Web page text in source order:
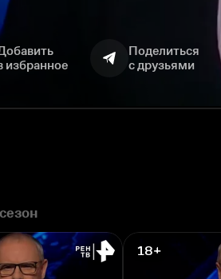
избранное
Поделиться
с друзьями
18+